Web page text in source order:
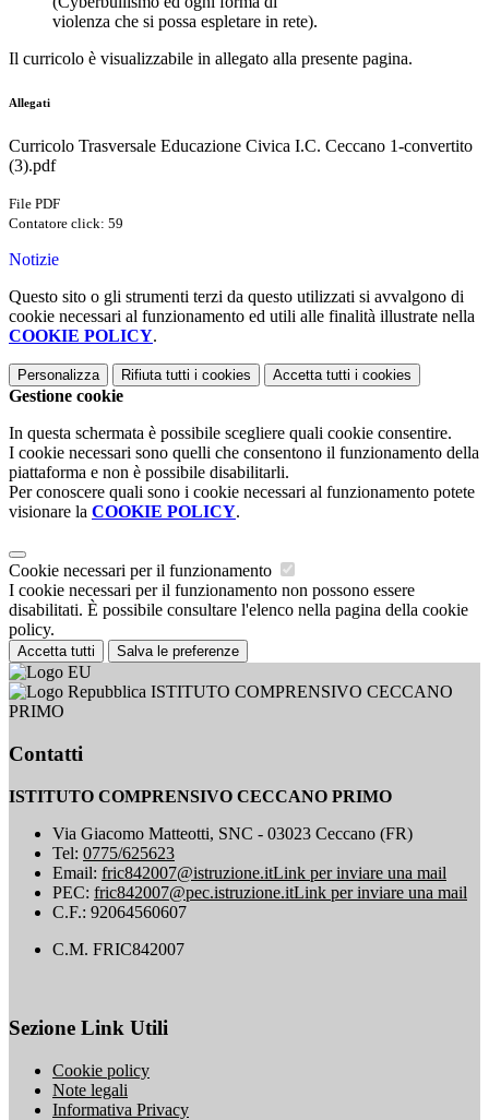
violenza che si possa espletare in rete).
Il curricolo è visualizzabile in allegato alla presente pagina.
Allegati
Curricolo Trasversale Educazione Civica I.C. Ceccano 1-convertito
(3).pdf
File PDF
Contatore click: 59
Notizie
Questo sito o gli strumenti terzi da questo utilizzati si avvalgono di
cookie necessari al funzionamento ed utili alle finalità illustrate nella
COOKIE POLICY.
Personalizza Rifiuta tutti i cookies Accetta tutti i cookies
Gestione cookie
In questa schermata è possibile scegliere quali cookie consentire.
I cookie necessari sono quelli che consentono il funzionamento della
piattaforma e non è possibile disabilitarli.
Per conoscere quali sono i cookie necessari al funzionamento potete
visionare la COOKIE POLICY.
Cookie necessari per il funzionamento
I cookie necessari per il funzionamento non possono essere
disabilitati. È possibile consultare l'elenco nella pagina della cookie
policy.
Accetta tutti Salva le preferenze
ISTITUTO COMPRENSIVO CECCANO
PRIMO
Contatti
ISTITUTO COMPRENSIVO CECCANO PRIMO
Via Giacomo Matteotti, SNC - 03023 Ceccano (FR)
Tel: 0775/625623
Email: fric842007@istruzione.itLink per inviare una mail
PEC: fric842007@pec.istruzione.itLink per inviare una mail
C.F.: 92064560607
C.M. FRIC842007
Sezione Link Utili
Cookie policy
Note legali
Informativa Privacy